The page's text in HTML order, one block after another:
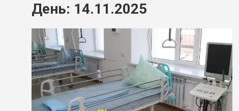
День: 14.11.2025